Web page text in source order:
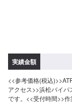
実績金額
<<参考価格(税込
アクセス>>浜松バイ
です。<<受付時間>>